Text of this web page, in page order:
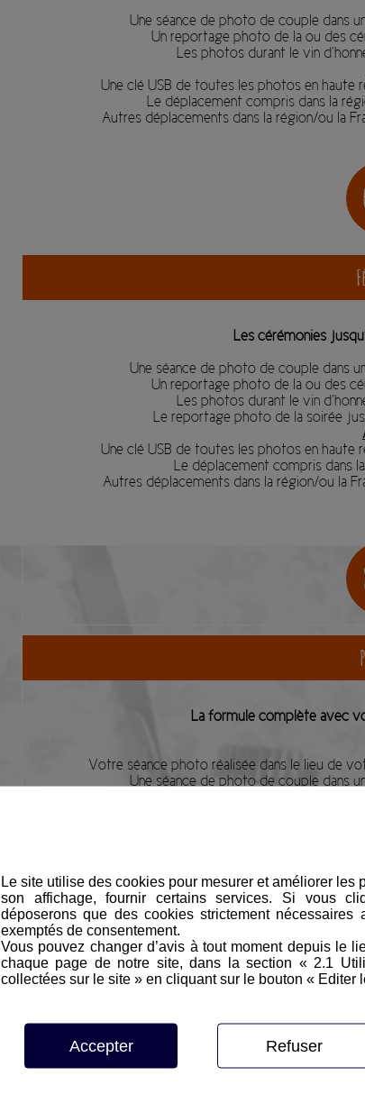
Une séance de photo de couple dans
Un reportage photo de la ou des
Les photos durant le vin
Une clé USB de toutes les photos en haute
Le déplacement compris dans la
Autres déplacements dans la région/ou la
Les cérémonies
Une séance de photo de couple dans
Un reportage photo de la ou des
Les photos durant le vin
Le reportage photo de la soirée
Une clé USB de toutes les photos en haute
Le déplacement compris dans
Autres déplacements dans la région/ou la
La formule complète avec
Votre séance photo réalisée dans le lieu de
Une séance de photo de couple dans
Une clé USB de toutes les photos en haute
Une galerie de l’intégralité des photos sur mon site
Le déplacement compris dans la région Haut de
Un agrandissement 30x40 cm (une seule
Le site utilise des cookies pour mesurer et améliorer les
son affichage, fournir certains services. Si vous
déposerons que des cookies strictement
exemptés de consentement.
Vous pouvez changer d’avis à tout moment depuis le
chaque page de notre site, dans la section « 2.1
collectées sur le site » en cliquant sur le bouton « Editer
Accepter Refuser